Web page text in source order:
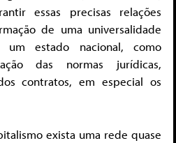
essas precisas relações
de uma universalidade
um estado nacional, como
das normas jurídicas,
contratos, em especial os
exista uma rede quase